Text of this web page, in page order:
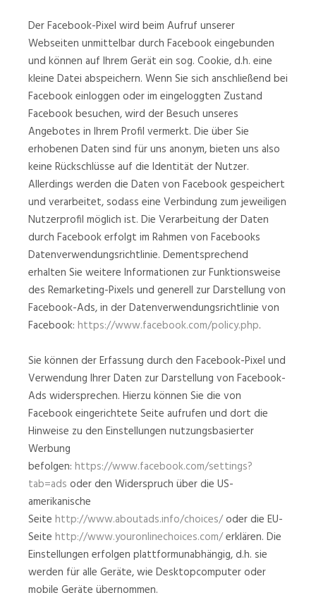
Der Facebook-Pixel wird beim Aufruf unserer
Webseiten unmittelbar durch Facebook eingebunden
und können auf Ihrem Gerät ein sog. Cookie, d.h. eine
kleine Datei abspeichern. Wenn Sie sich anschließend bei
Facebook einloggen oder im eingeloggten Zustand
Facebook besuchen, wird der Besuch unseres
Angebotes in Ihrem Profil vermerkt. Die über Sie
erhobenen Daten sind für uns anonym, bieten uns also
keine Rückschlüsse auf die Identität der Nutzer.
Allerdings werden die Daten von Facebook gespeichert
und verarbeitet, sodass eine Verbindung zum jeweiligen
Nutzerprofil möglich ist. Die Verarbeitung der Daten
durch Facebook erfolgt im Rahmen von Facebooks
Datenverwendungsrichtlinie. Dementsprechend
erhalten Sie weitere Informationen zur Funktionsweise
des Remarketing-Pixels und generell zur Darstellung von
Facebook-Ads, in der Datenverwendungsrichtlinie von
Facebook: https://www.facebook.com/policy.php.
Sie können der Erfassung durch den Facebook-Pixel und
Verwendung Ihrer Daten zur Darstellung von Facebook-
Ads widersprechen. Hierzu können Sie die von
Facebook eingerichtete Seite aufrufen und dort die
Hinweise zu den Einstellungen nutzungsbasierter
Werbung
befolgen: https://www.facebook.com/settings?
tab=ads oder den Widerspruch über die US-
amerikanische
Seite http://www.aboutads.info/choices/oder die EU-
Seite http://www.youronlinechoices.com/erklären. Die
Einstellungen erfolgen plattformunabhängig, d.h. sie
werden für alle Geräte, wie Desktopcomputer oder
mobile Geräte übernommen.